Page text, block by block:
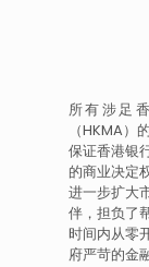
所有涉足
（HKMA
保证香港银
的商业决定
进一步扩大
伴，担负了
时间内从零
府严苛的金